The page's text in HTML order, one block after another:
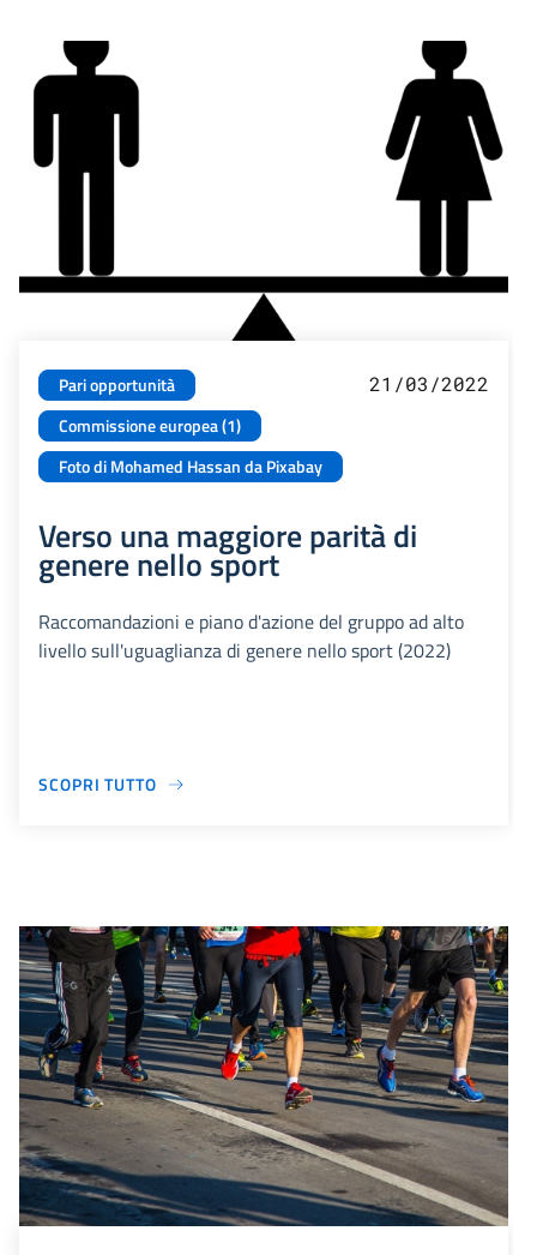
Pari opportunità
Commissione europea (1)
Foto di Mohamed Hassan da Pixabay
21/03/2022
Verso una maggiore parità di
genere nello sport
Raccomandazioni e piano d'azione del gruppo ad alto
livello sull'uguaglianza di genere nello sport (2022)
SCOPRI TUTTO